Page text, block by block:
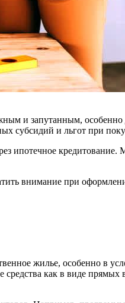
и запутанным, особенно
субсидий и льгот при
ипотечное
внимание при
жилье, особенно в
как в виде прямых